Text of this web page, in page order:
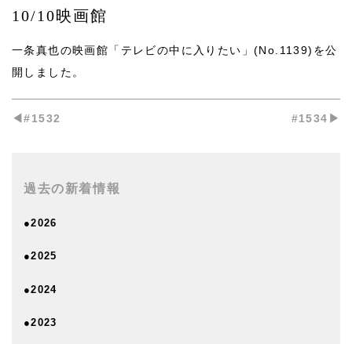
10/10映画館
一条真也の映画館「テレビの中に入りたい」(No.1139) を公
開しました。
◀︎#1532 #1534▶︎
過去の新着情報
●2026
●2025
●2024
●2023